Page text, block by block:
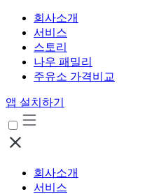
회사소개
서비스
스토리
나우 패밀리
주유소 가격비교
앱 설치하기
회사소개
서비스